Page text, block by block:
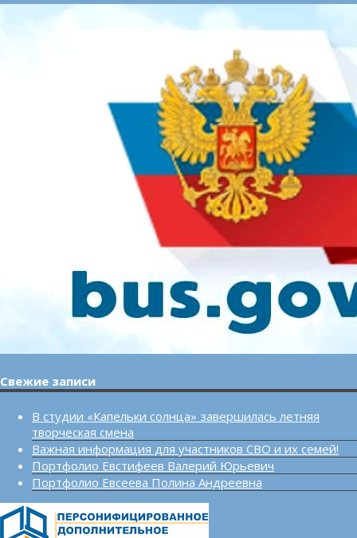
Свежие записи
В студии «Капельки солнца» завершилась летняя
творческая смена
Важная информация для участников СВО и их семей!
Портфолио Евстифеев Валерий Юрьевич
Портфолио Евсеева Полина Андреевна